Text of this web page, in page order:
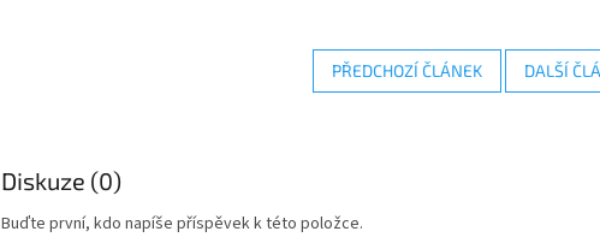
PŘEDCHOZÍ ČLÁNEK DALŠÍ
Diskuze (0)
Buďte první, kdo napíše příspěvek k této položce.